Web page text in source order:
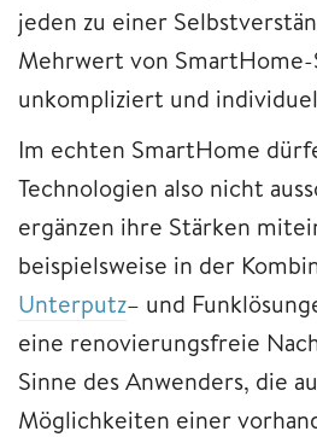
jeden zu einer
Mehrwert von
unkompliziert und
Im echten SmartHome
Technologien also nicht
ergänzen ihre Stärken
beispielsweise in der
Unterputz– und
eine renovierungsfreie
Sinne des Anwenders, die
Möglichkeiten einer